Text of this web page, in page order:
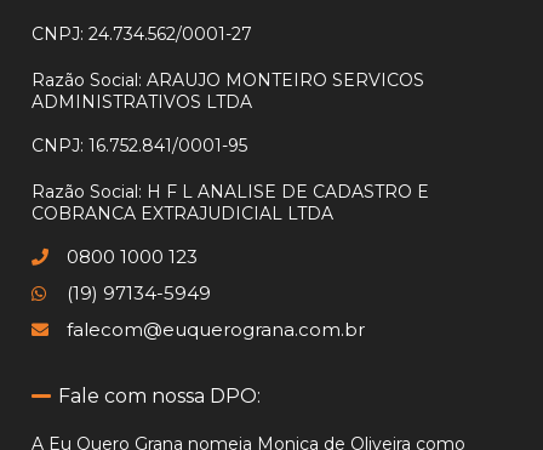
CNPJ: 24.734.562/0001-27
Razão Social: ARAUJO MONTEIRO SERVICOS
ADMINISTRATIVOS LTDA
CNPJ: 16.752.841/0001-95
Razão Social: H F L ANALISE DE CADASTRO E
COBRANCA EXTRAJUDICIAL LTDA
0800 1000 123
(19) 97134-5949
falecom@euquerograna.com.br
Fale com nossa DPO:
A Eu Quero Grana nomeia Monica de Oliveira como